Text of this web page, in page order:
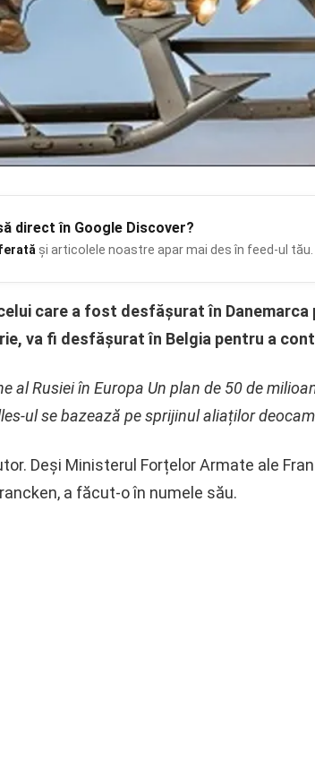
direct în Google Discover?
și articolele noastre apar mai des în feed-ul tău.
care a fost desfășurat în
va fi desfășurat în Belgia pentru a
al Rusiei în Europa Un plan de 50 de
ul se bazează pe sprijinul aliaților
Deși Ministerul Forțelor Armate ale
a făcut-o în numele său.